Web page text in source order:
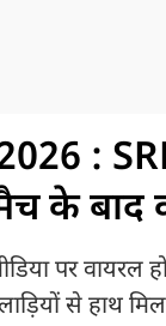
:
के बाद
पर वायरल
से हाथ